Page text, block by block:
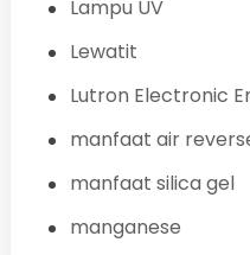
Lampu UV
Lewatit
Lutron Electronic
manfaat air
manfaat silica gel
manganese